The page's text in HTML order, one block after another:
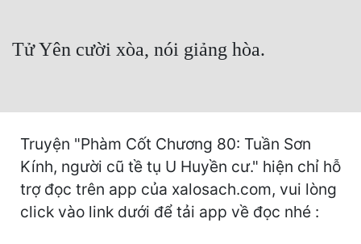
Dị Năng
Góc Nhìn Nữ
Huyền Huyễn
Huyền Nghi
Tử Yên cười xòa, nói giảng hòa.
Truyện "Phàm Cốt Chương 80: Tuần Sơn
Kính, người cũ tề tụ U Huyền cư." hiện chỉ hỗ
trợ đọc trên app của xalosach.com, vui lòng
click vào link dưới để tải app về đọc nhé :